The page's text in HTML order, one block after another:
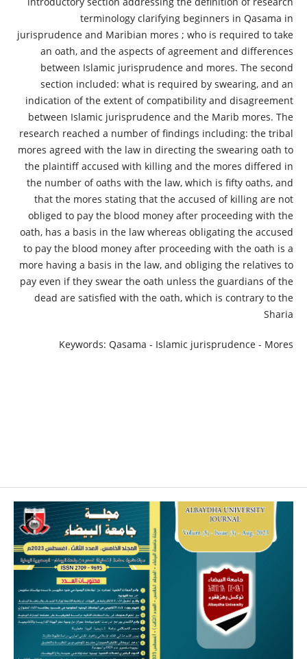
terminology clarifying beginners in Qasama in
jurisprudence and Maribian mores ; who is required to take
an oath, and the aspects of agreement and differences
between Islamic jurisprudence and mores. The second
section included: what is required by swearing, and an
indication of the extent of compatibility and disagreement
between Islamic jurisprudence and the Marib mores. The
research reached a number of findings including: the tribal
mores agreed with the law in directing the swearing oath to
the plaintiff accused with killing and the mores differed in
the number of oaths with the law, which is fifty oaths, and
that the mores stating that the accused of killing are not
obliged to pay the blood money after proceeding with the
oath, has a basis in the law whereas obligating the accused
to pay the blood money after proceeding with the oath is a
more having a basis in the law, and obliging the relatives to
pay even if they swear the oath unless the guardians of the
dead are satisfied with the oath, which is contrary to the
Sharia
Keywords: Qasama - Islamic jurisprudence - Mores